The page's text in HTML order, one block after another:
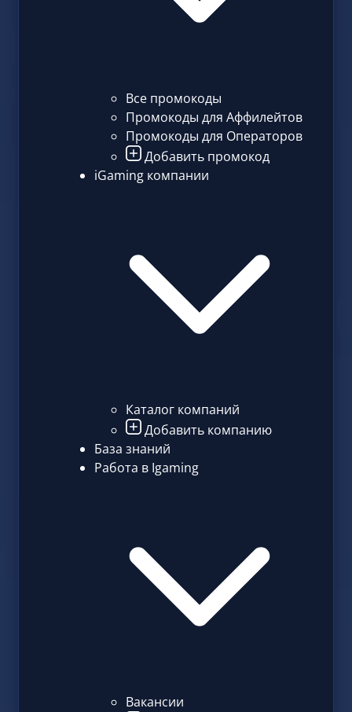
Все промокоды
Промокоды для Аффилейтов
Промокоды для Операторов
Добавить промокод
iGaming компании
Каталог компаний
Добавить компанию
База знаний
Работа в Igaming
Вакансии